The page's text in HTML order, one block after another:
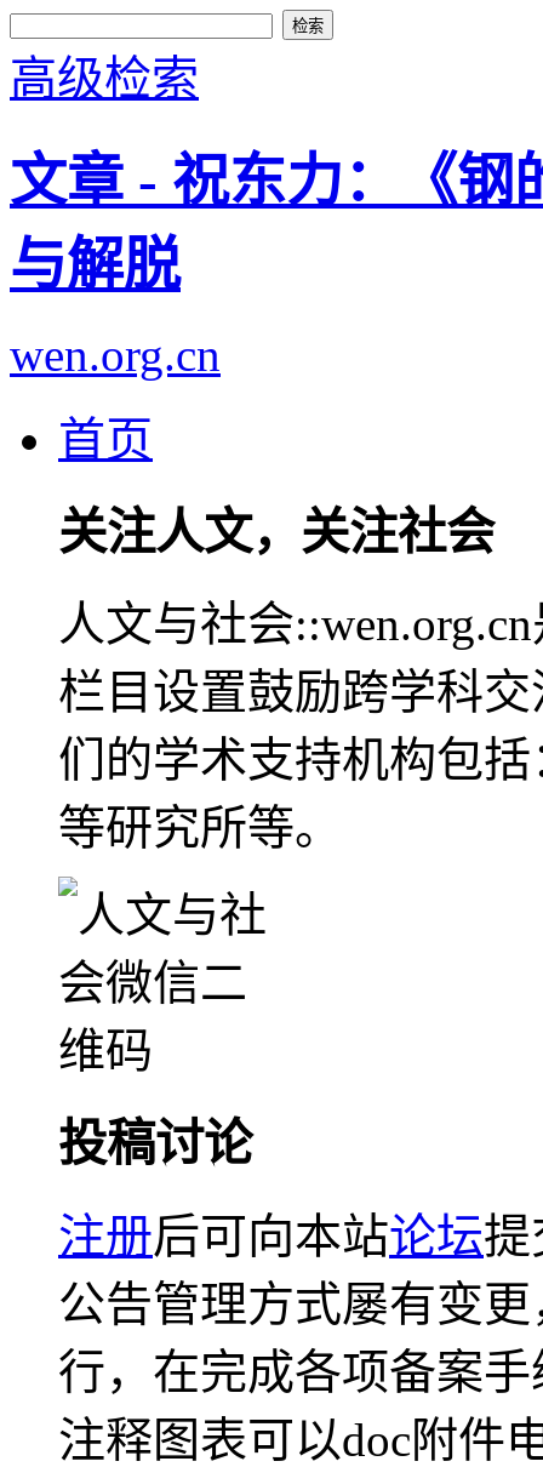
高级检索
文章 - 祝东力：《钢
与解脱
wen.org.cn
首页
关注人文，关注社会
人文与社会
栏目设置鼓励跨学科
们的学术支持机构包
等研究所等。
投稿讨论
注册后可向本站论坛提
公告管理方式屡有变
行，在完成各项备案
注释图表可以doc附件